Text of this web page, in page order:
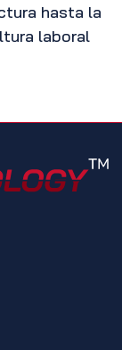
hasta la
laboral